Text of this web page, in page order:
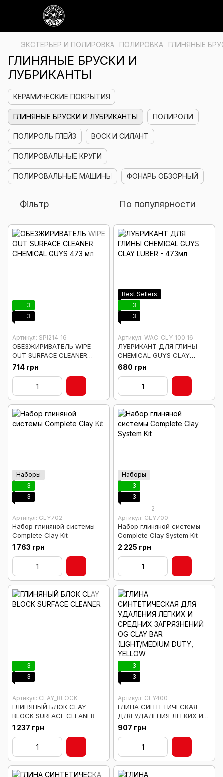
ЭКСТЕРЬЕР И ПОЛИРОВКА ПОЛИРОВКА ГЛИНЯНЫЕ
ГЛИНЯНЫЕ БРУСКИ И
ЛУБРИКАНТЫ
КЕРАМИЧЕСКИЕ ПОКРЫТИЯ
ГЛИНЯНЫЕ БРУСКИ И ЛУБРИКАНТЫ ПОЛИРОЛИ
ПОЛИРОЛЬ ГЛЕЙЗ ВОСК И СИЛАНТ
ПОЛИРОВАЛЬНЫЕ КРУГИ
ПОЛИРОВАЛЬНЫЕ МАШИНЫ ФОНАРЬ ОБЗОРНЫЙ
Фільтр По популярности
3
3
Артикул: SPI214_16
ОБЕЗЖИРИВАТЕЛЬ WIPE
OUT SURFACE CLEANER
CHEMICAL GUYS 473 мл
714 грн
Best Sellers
3
3
Артикул: WAC_CLY_100_16
ЛУБРИКАНТ ДЛЯ ГЛИНЫ
CHEMICAL GUYS CLAY
LUBER - 473мл
680 грн
Наборы
3
3
Артикул: CLY702
Набор глиняной системы
Complete Clay Kit
1 763 грн
Наборы
3
3
2
Артикул: CLY700
Набор глиняной системы
Complete Clay System Kit
2 225 грн
3
3
Артикул: CLAY_BLOCK
ГЛИНЯНЫЙ БЛОК CLAY
BLOCK SURFACE CLEANER
1 237 грн
3
3
Артикул: CLY400
ГЛИНА СИНТЕТИЧЕСКАЯ
ДЛЯ УДАЛЕНИЯ ЛЕГКИХ И
СРЕДНИХ ЗАГРЯЗНЕНИЙ OG
CLAY BAR (LIGHT/MEDIUM
DUTY, YELLOW
907 грн